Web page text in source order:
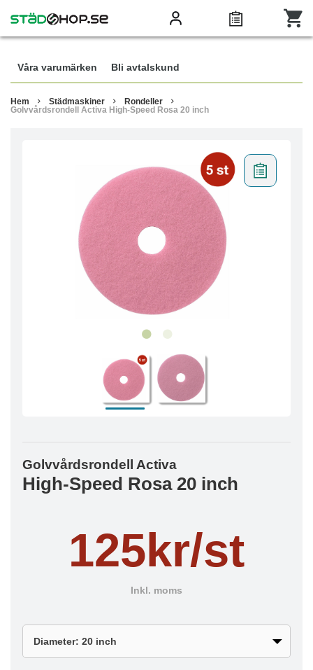
Våra varumärken Bli avtalskund
Hem Städmaskiner
Rondeller
Golvvårdsrondell Activa High-Speed Rosa 20 inch
Golvvårdsrondell Activa
High-Speed Rosa 20 inch
125kr/st
Inkl. moms